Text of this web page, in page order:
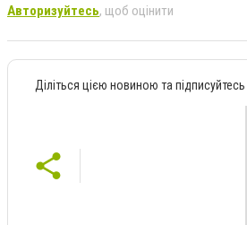
Авторизуйтесь, щоб оцінити
Діліться цією новиною та